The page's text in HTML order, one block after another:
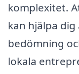
komplexitet.
kan hjälpa
bedömning
lokala